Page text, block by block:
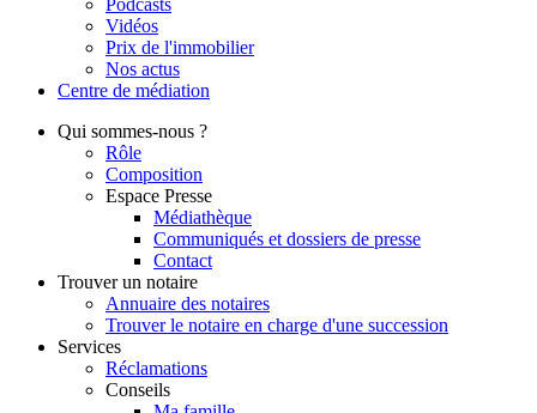
Vidéos
Prix de l'immobilier
Nos actus
Centre de médiation
Qui sommes-nous ?
Rôle
Composition
Espace Presse
Médiathèque
Communiqués et dossiers de presse
Contact
Trouver un notaire
Annuaire des notaires
Trouver le notaire en charge d'une succession
Services
Réclamations
Conseils